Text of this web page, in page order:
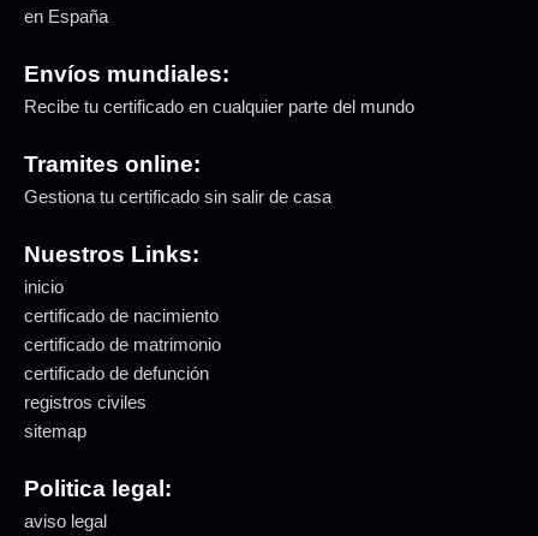
en España
Envíos mundiales:
Recibe tu certificado en cualquier parte del mundo
Tramites online:
Gestiona tu certificado sin salir de casa
Nuestros Links:
inicio
certificado de nacimiento
certificado de matrimonio
certificado de defunción
registros civiles
sitemap
Politica legal:
aviso legal